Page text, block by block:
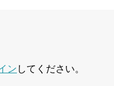
ン してください。